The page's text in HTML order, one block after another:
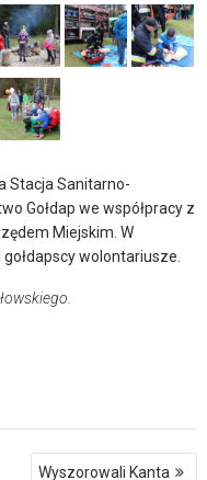
Stacja Sanitarno-
Gołdap we współpracy z
Miejskim. W
wolontariusze.
Wyszorowali Kanta